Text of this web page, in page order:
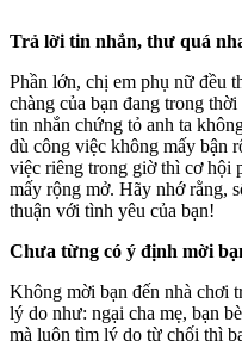
Trả lời tin nhắn, thư quá
Phần lớn, chị em phụ nữ đều
chàng của bạn đang trong
tin nhắn chứng tỏ anh ta
dù công việc không mấy bận
việc riêng trong giờ thì cơ hội
mấy rộng mở. Hãy nhớ rằng,
thuận với tình yêu của bạn!
Chưa từng có ý định mời
Không mời bạn đến nhà chơi
lý do như: ngại cha mẹ, bạn
mà luôn tìm lý do từ chối thì